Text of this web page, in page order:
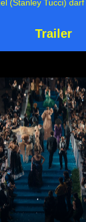
(Stanley Tucci)
Trailer